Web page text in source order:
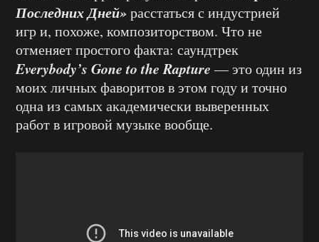
Последних Дней»расстаться с индустрией
игр и, похоже, композиторством. Что не
отменяет простого факта: саундтрек
Everybody’s Gone to the Rapture — это один из
моих личных фаворитов в этом году и точно
одна из самых академически выверенных
работ в игровой музыке вообще.